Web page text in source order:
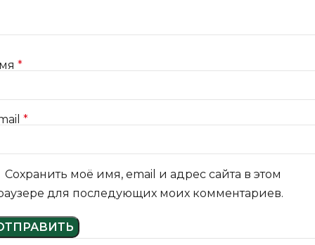
*
*
Сохранить моё имя, email и адрес сайта в этом
для последующих моих комментариев.